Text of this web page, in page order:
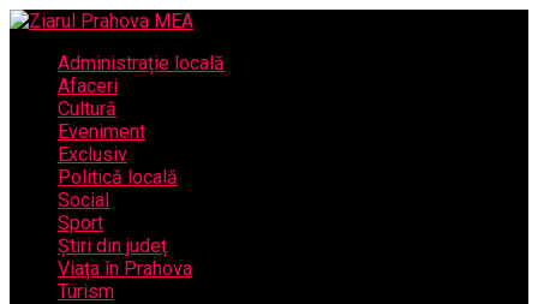
Administrație locală
Afaceri
Cultură
Eveniment
Exclusiv
Politică locală
Social
Sport
Știri din județ
Viața în Prahova
Turism